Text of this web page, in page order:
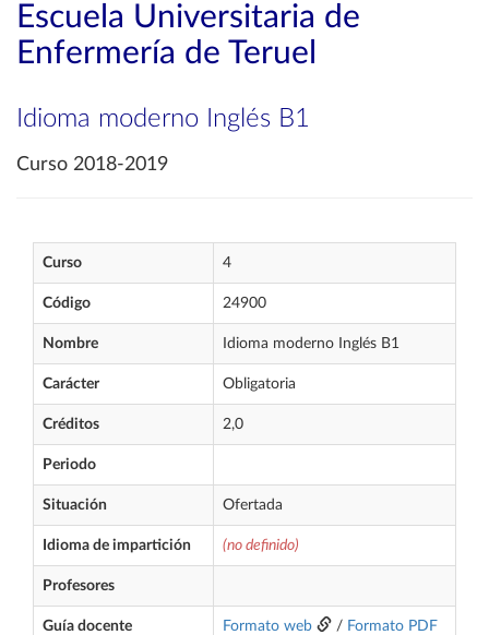
Escuela Universitaria de
Enfermería de Teruel
Idioma moderno Inglés B1
Curso 2018-2019
Curso 4
Código 24900
Nombre Idioma moderno Inglés B1
Carácter Obligatoria
Créditos 2,0
Periodo
Situación Ofertada
Idioma de impartición (no definido)
Profesores
Guía docente Formato web / Formato PDF